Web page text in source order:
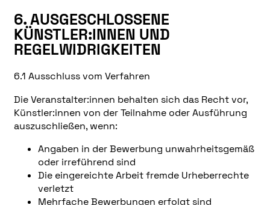
6. AUSGESCHLOSSENE
KÜNSTLER:INNEN UND
REGELWIDRIGKEITEN
6.1 Ausschluss vom Verfahren
Die Veranstalter:innen behalten sich das Recht vor,
Künstler:innen von der Teilnahme oder Ausführung
auszuschließen, wenn:
Angaben in der Bewerbung unwahrheitsgemäß
oder irreführend sind
Die eingereichte Arbeit fremde Urheberrechte
verletzt
Mehrfache Bewerbungen erfolgt sind